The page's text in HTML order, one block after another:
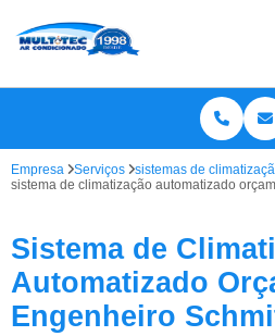
Empresa Serviços sistemas de
sistema de climatização automatizado
Sistema de
Automatizado
Engenheiro